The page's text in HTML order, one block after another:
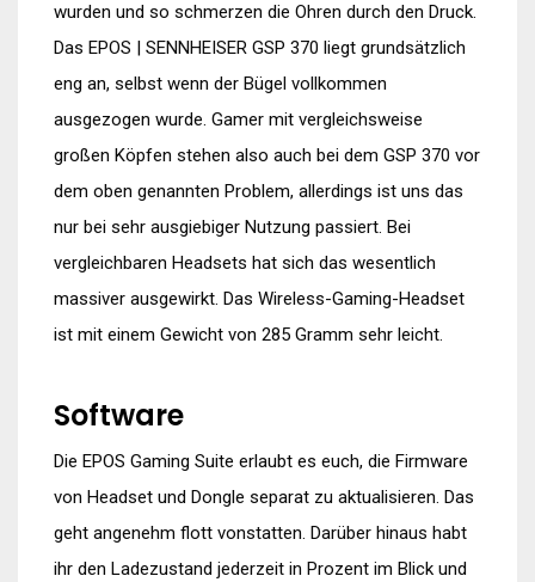
wurden und so schmerzen die Ohren durch den Druck.
Das EPOS | SENNHEISER GSP 370 liegt grundsätzlich
eng an, selbst wenn der Bügel vollkommen
ausgezogen wurde. Gamer mit vergleichsweise
großen Köpfen stehen also auch bei dem GSP 370 vor
dem oben genannten Problem, allerdings ist uns das
nur bei sehr ausgiebiger Nutzung passiert. Bei
vergleichbaren Headsets hat sich das wesentlich
massiver ausgewirkt. Das Wireless-Gaming-Headset
ist mit einem Gewicht von 285 Gramm sehr leicht.
Software
Die EPOS Gaming Suite erlaubt es euch, die Firmware
von Headset und Dongle separat zu aktualisieren. Das
geht angenehm flott vonstatten. Darüber hinaus habt
ihr den Ladezustand jederzeit in Prozent im Blick und